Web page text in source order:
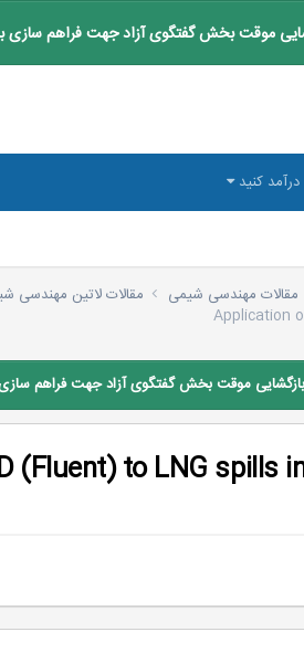
موقت بخش گفتگوی آزاد جهت فراهم سازی
کنید
مقالات مهندسی شیمی
مقالات لاتین مهندسی
Application
موقت بخش گفتگوی آزاد جهت فراهم سازی
(Fluent) to LNG spills